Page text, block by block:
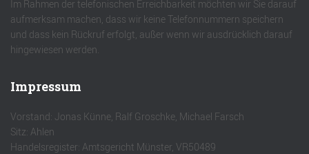
Im Rahmen der telefonischen Erreichbarkeit möchten wir Sie darauf
aufmerksam machen, dass wir keine Telefonnummern speichern
und dass kein Rückruf erfolgt, außer wenn wir ausdrücklich darauf
hingewiesen werden.
Impressum
Vorstand: Jonas Künne, Ralf Groschke, Michael Farsch
Sitz: Ahlen
Handelsregister: Amtsgericht Münster, VR50489